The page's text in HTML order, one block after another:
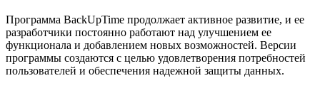
Программа BackUpTime продолжает активное развитие, и ее
разработчики постоянно работают над улучшением ее
функционала и добавлением новых возможностей. Версии
программы создаются с целью удовлетворения потребностей
пользователей и обеспечения надежной защиты данных.